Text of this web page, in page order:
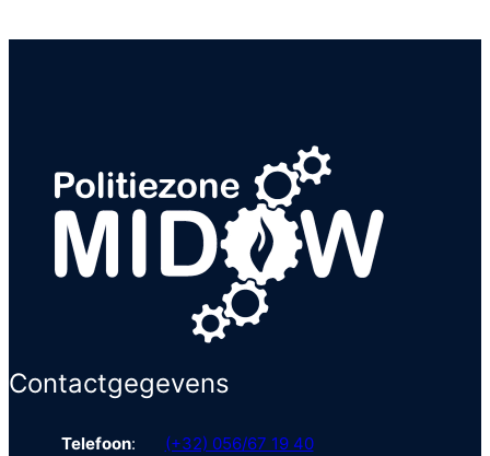
Contactgegevens
Telefoon: (+32) 056/67 19 40